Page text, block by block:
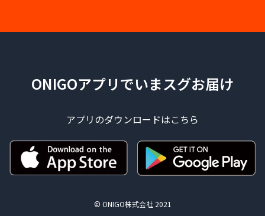
ONIGOアプリでいまスグお届け
アプリのダウンロードはこちら
© ONIGO株式会社 2021